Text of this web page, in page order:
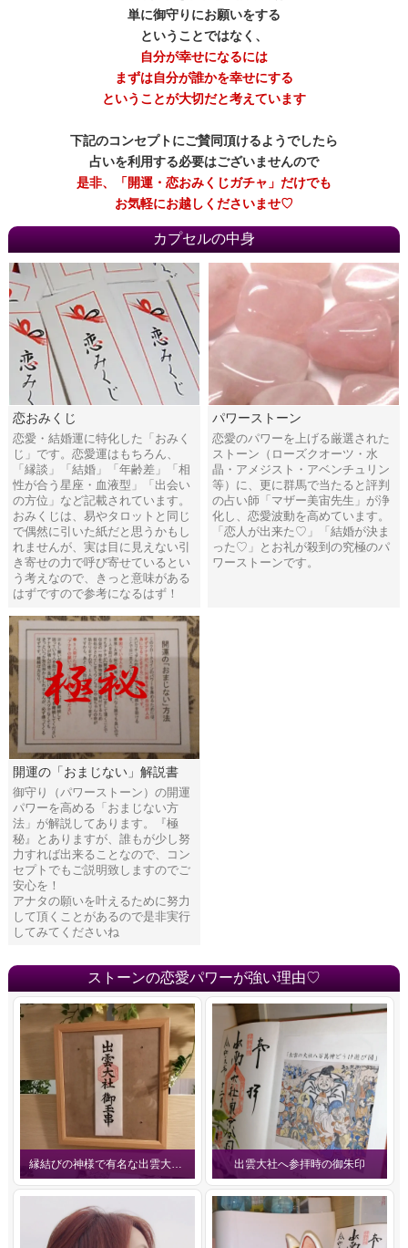
単に御守りにお願いをする
ということではなく、
自分が幸せになるには
まずは自分が誰かを幸せにする
ということが大切だと考えています
下記のコンセプトにご賛同頂けるようでしたら
占いを利用する必要はございませんので
是非、「開運・恋おみくじガチャ」だけでも
お気軽にお越しくださいませ♡
カプセルの中身
恋おみくじ
恋愛・結婚運に特化した「おみく
じ」です。恋愛運はもちろん、
「縁談」「結婚」「年齢差」「相
性が合う星座・血液型」「出会い
の方位」など記載されています。
おみくじは、易やタロットと同じ
で偶然に引いた紙だと思うかもし
れませんが、実は目に見えない引
き寄せの力で呼び寄せているとい
う考えなので、きっと意味がある
はずですので参考になるはず！
パワーストーン
恋愛のパワーを上げる厳選された
ストーン（ローズクオーツ・水
晶・アメジスト・アベンチュリン
等）に、更に群馬で当たると評判
の占い師「マザー美宙先生」が浄
化し、恋愛波動を高めています。
「恋人が出来た♡」「結婚が決ま
った♡」とお礼が殺到の究極のパ
ワーストーンです。
開運の「おまじない」解説書
御守り（パワーストーン）の開運
パワーを高める「おまじない方
法」が解説してあります。『極
秘』とありますが、誰もが少し努
力すれば出来ることなので、コン
セプトでもご説明致しますのでご
安心を！
アナタの願いを叶えるために努力
して頂くことがあるので是非実行
してみてくださいね
ストーンの恋愛パワーが強い理由♡
縁結びの神様で有名な出雲大社の御玉串 出雲大社へ参拝時の御朱印